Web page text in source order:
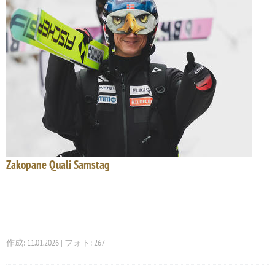
Zakopane Quali Samstag
作成: 11.01.2026 | フォト: 267